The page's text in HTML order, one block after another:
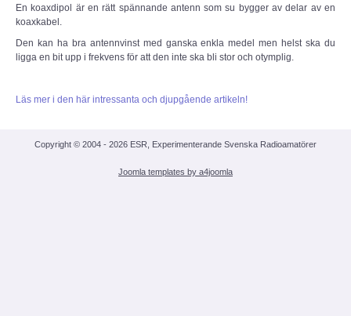
Provfrågegruppen
En koaxdipol är en rätt spännande antenn som su bygger av delar av en
koaxkabel.
Den kan ha bra antennvinst med ganska enkla medel men helst ska du
ligga en bit upp i frekvens för att den inte ska bli stor och otymplig.
Läs mer i den här intressanta och djupgående artikeln!
Copyright © 2004 - 2026 ESR, Experimenterande Svenska Radioamatörer
Joomla templates by a4joomla